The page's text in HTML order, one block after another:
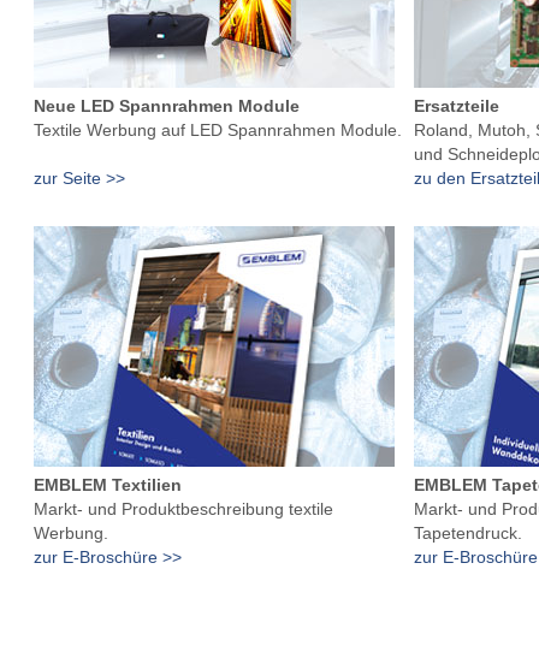
Neue LED Spannrahmen Module
Textile Werbung auf LED Spannrahmen Module.
zur Seite >>
Ersatzteile
Roland, Mutoh,
und
zu den
EMBLEM Textilien
Markt- und Produktbeschreibung textile
Werbung.
zur E-Broschüre >>
EMBLEM
Markt- und
Tapetendruck.
zur E-